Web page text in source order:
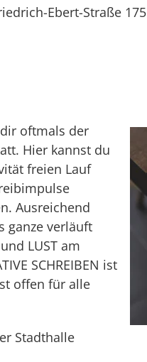
Ebert-Straße 175
oftmals der
Hier kannst du
freien Lauf
Ausreichend
ganze verläuft
LUST am
SCHREIBEN ist
offen für alle
Stadthalle